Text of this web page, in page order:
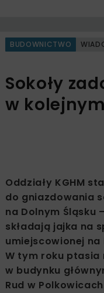
BUDOWNICTWO
Sokoły
w
Oddziały KGHM
do gniazdowania
na Dolnym Śląsku
składają jajka na
umiejscowionej na
W tym roku ptasia
w budynku
Rud w